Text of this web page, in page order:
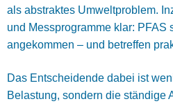
als abstraktes Umweltproblem.
und Messprogramme klar: PFAS
angekommen – und betreffen
Das Entscheidende dabei ist
Belastung, sondern die ständige